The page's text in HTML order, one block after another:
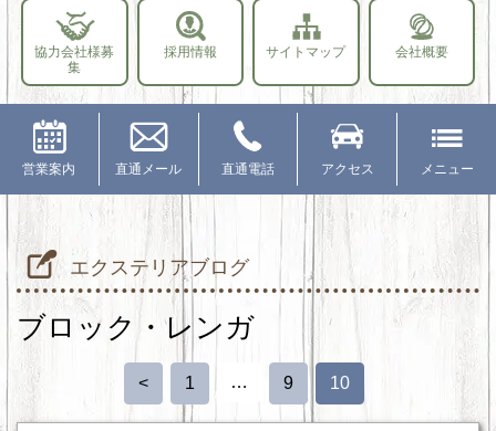
協力会社様募
集
採用情報 サイトマップ 会社概要
営業案内 直通メール 直通電話 アクセス メニュー
エクステリアブログ
ブロック・レンガ
< 1 … 9 10